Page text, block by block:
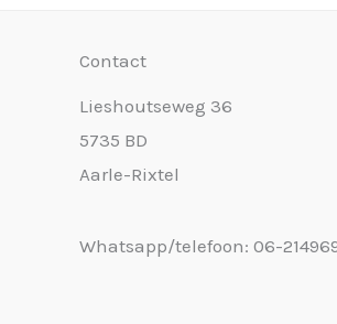
Contact
Lieshoutseweg 36
5735 BD
Aarle-Rixtel
Whatsapp/telefoon: 06-